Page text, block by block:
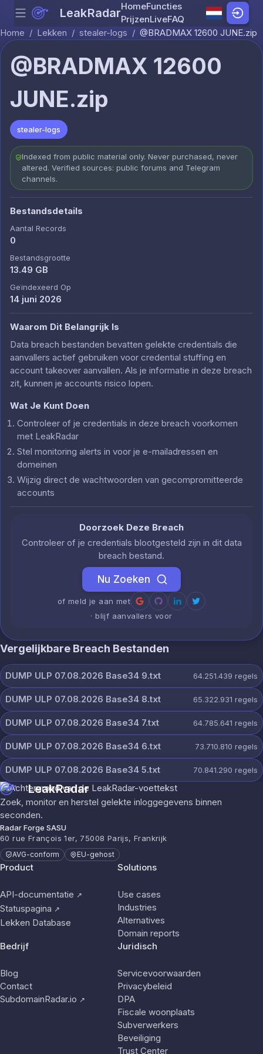
Skip to content
Menu LeakRadarHomeFuncties
PrijzenLiveFAQ
Home / Lekken / stealer-logs / @BRADMAX 12600 JUNE.zip
@BRADMAX 12600
JUNE.zip
stealer-logs
Indexed from public material only. Never purchased, never
altered. Verified sources: public forums and Telegram
channels.
Bestandsdetails
Aantal Records
0
Bestandsgrootte
13.49 GB
Geïndexeerd Op
14 juni 2026
Waarom Dit Belangrijk Is
Data breach bestanden bevatten gelekte credentials die
aanvallers actief gebruiken voor credential stuffing en
account takeover aanvallen. Als je informatie in deze breach
zit, kunnen je accounts risico lopen.
Wat Je Kunt Doen
Controleer of je credentials in deze breach voorkomen
met LeakRadar
Stel monitoring alerts in voor je e-mailadressen en
domeinen
Wijzig direct de wachtwoorden van gecompromitteerde
accounts
Doorzoek Deze Breach
Controleer of je credentials blootgesteld zijn in dit data
breach bestand.
Nu Zoeken
of meld je aan met
· blijf aanvallers voor
Vergelijkbare Breach Bestanden
DUMP ULP 07.08.2026 Base34 9.txt 64.251.439 regels
DUMP ULP 07.08.2026 Base34 8.txt 65.322.931 regels
DUMP ULP 07.08.2026 Base34 7.txt 64.785.641 regels
DUMP ULP 07.08.2026 Base34 6.txt 73.710.810 regels
DUMP ULP 07.08.2026 Base34 5.txt 70.841.290 regels
LeakRadar
Zoek, monitor en herstel gelekte inloggegevens binnen
seconden.
Radar Forge SASU
60 rue François 1er, 75008 Parijs, Frankrijk
AVG-conform EU-gehost
Product
API-documentatie ↗
Statuspagina ↗
Lekken Database
Solutions
Use cases
Industries
Alternatives
Domain reports
Bedrijf
Blog
Contact
SubdomainRadar.io ↗
Juridisch
Servicevoorwaarden
Privacybeleid
DPA
Fiscale woonplaats
Subverwerkers
Beveiliging
Trust Center